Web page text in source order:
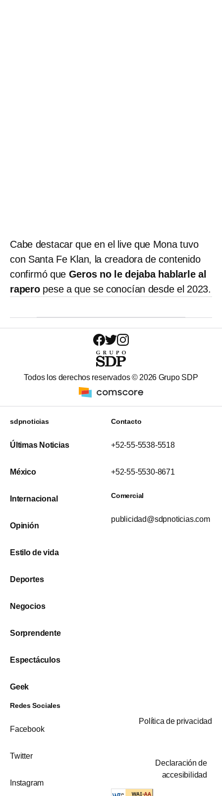
Cabe destacar que en el live que Mona tuvo
con Santa Fe Klan, la creadora de contenido
confirmó que Geros no le dejaba hablarle al
raperopese a que se conocían desde el 2023.
Todos los derechos reservados © 2026 Grupo SDP
sdpnoticias
Últimas Noticias
México
Internacional
Opinión
Estilo de vida
Deportes
Negocios
Sorprendente
Espectáculos
Geek
Contacto
+52-55-5538-5518
+52-55-5530-8671
Comercial
publicidad@sdpnoticias.com
Redes Sociales
Facebook
Twitter
Instagram
Política de privacidad
Declaración de
accesibilidad